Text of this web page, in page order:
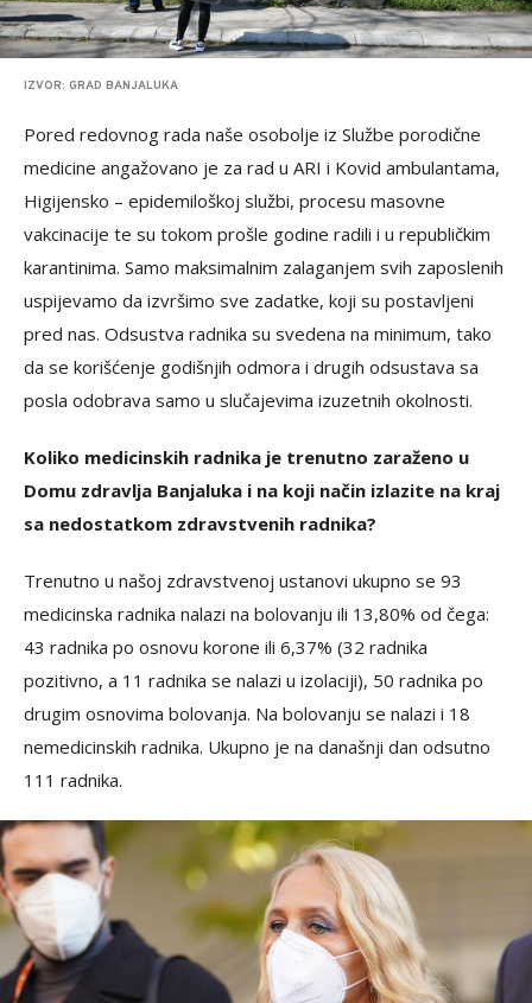
IZVOR: GRAD BANJALUKA
Pored redovnog rada naše osobolje iz Službe porodične
medicine angažovano je za rad u ARI i Kovid ambulantama,
Higijensko – epidemiloškoj službi, procesu masovne
vakcinacije te su tokom prošle godine radili i u republičkim
karantinima. Samo maksimalnim zalaganjem svih zaposlenih
uspijevamo da izvršimo sve zadatke, koji su postavljeni
pred nas. Odsustva radnika su svedena na minimum, tako
da se korišćenje godišnjih odmora i drugih odsustava sa
posla odobrava samo u slučajevima izuzetnih okolnosti.
Koliko medicinskih radnika je trenutno zaraženo u
Domu zdravlja Banjaluka i na koji način izlazite na kraj
sa nedostatkom zdravstvenih radnika?
Trenutno u našoj zdravstvenoj ustanovi ukupno se 93
medicinska radnika nalazi na bolovanju ili 13,80% od čega:
43 radnika po osnovu korone ili 6,37% (32 radnika
pozitivno, a 11 radnika se nalazi u izolaciji), 50 radnika po
drugim osnovima bolovanja. Na bolovanju se nalazi i 18
nemedicinskih radnika. Ukupno je na današnji dan odsutno
111 radnika.